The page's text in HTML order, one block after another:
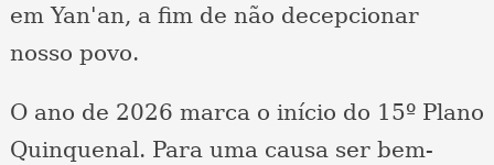
em Yan'an, a fim de não decepcionar
nosso povo.
O ano de 2026 marca o início do 15º Plano
Quinquenal. Para uma causa ser bem-